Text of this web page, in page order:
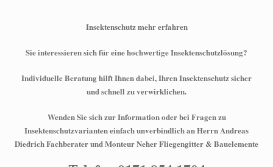
Insektenschutz mehr erfahren
Sie interessieren sich für eine hochwertige Insektenschutzlösung?
Individuelle Beratung hilft Ihnen dabei, Ihren Insektenschutz sicher
und schnell zu verwirklichen.
Wenden Sie sich zur Information oder bei Fragen zu
Insektenschutzvarianten einfach unverbindlich an Herrn Andreas
Diedrich Fachberater und Monteur Neher Fliegengitter & Bauelemente